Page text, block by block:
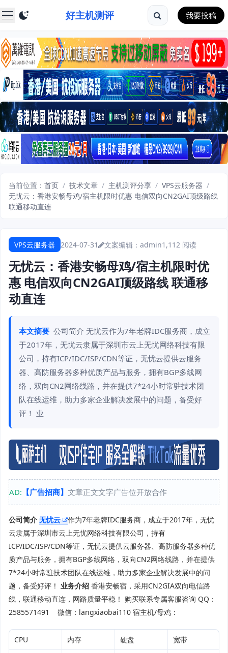
好主机测评 我要投稿
当前位置： 首页 / 技术文章 / 主机测评分享 / VPS云服务器 /
无忧云：香港安畅母鸡/宿主机限时优惠 电信双向CN2GAI顶级路线
联通移动直连
VPS云服务器 2024-07-31 文案编辑：admin1,112 阅读
无忧云：香港安畅母鸡/宿主机限时优
惠 电信双向CN2GAI顶级路线 联通移
动直连
本文摘要 公司简介 无忧云作为7年老牌IDC服务商，成立
于2017年，无忧云隶属于深圳市云上无忧网络科技有限
公司，持有ICP/IDC/ISP/CDN等证，无忧云提供云服务
器、高防服务器多种优质产品与服务，拥有BGP多线网
络，双向CN2网络线路，并在提供7*24小时常驻技术团
队在线运维，助力多家企业解决发展中的问题，备受好
评！ 业
AD: 【广告招商】 文章正文文字广告位开放合作
公司简介 无忧云
作为7年老牌IDC服务商，成立于2017年，无忧
云隶属于深圳市云上无忧网络科技有限公司，持有
ICP/IDC/ISP/CDN等证，无忧云提供云服务器、高防服务器多种优
质产品与服务，拥有BGP多线网络，双向CN2网络线路，并在提供
7*24小时常驻技术团队在线运维，助力多家企业解决发展中的问
题，备受好评！ 业务介绍 香港安畅宿，采用CN2GIA双向电信路
线，联通移动直连，网路质量平稳！ 购买联系专属客服咨询 QQ：
2585571491 微信：langxiaobai110 宿主机/母鸡：
CPU 内存 硬盘 宽带